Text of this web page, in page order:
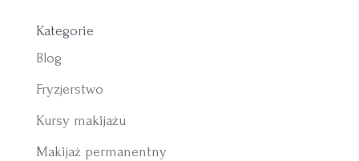
Kategorie
Blog
Fryzjerstwo
Kursy makijażu
Makijaż permanentny